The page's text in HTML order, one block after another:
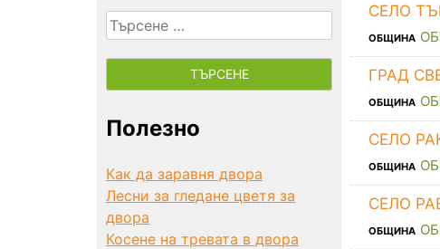
СЕЛО
ОБЩИНА
ГРАД
ОБЩИНА
СЕЛО
ОБЩИНА
СЕЛО
ОБЩИНА
Търсене
за:
Полезно
Как да заравня двора
Лесни за гледане цветя за
двора
Косене на тревата в двора